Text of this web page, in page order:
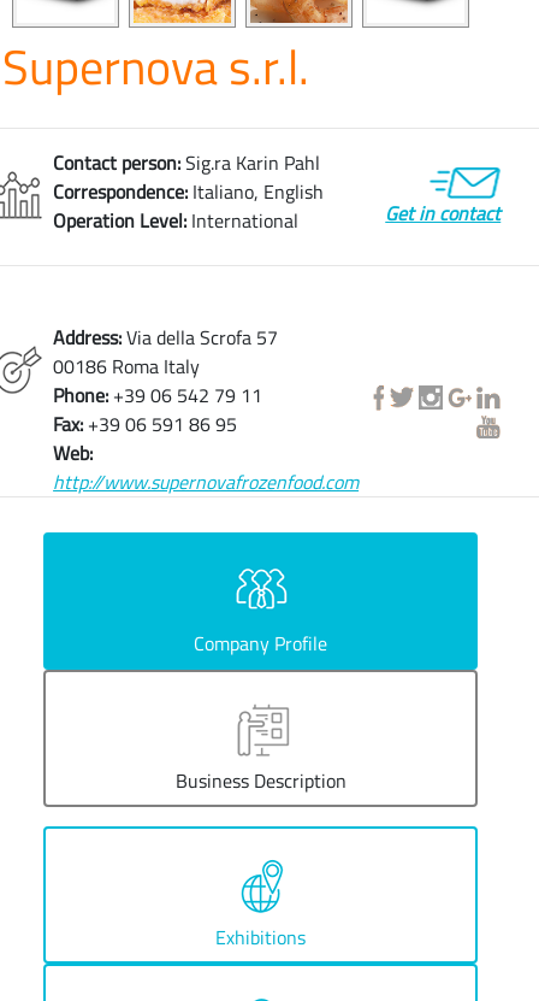
Supernova s.r.l.
Contact person:Sig.ra Karin Pahl
Correspondence: Italiano, English
Operation Level: International Get in contact
Address:Via della Scrofa 57
00186 Roma Italy
Phone: +39 06 542 79 11
Fax: +39 06 591 86 95
Web:
http://www.supernovafrozenfood.com
Company Profile
Business Description
Exhibitions